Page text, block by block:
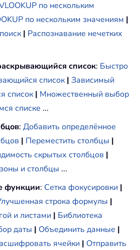
по нескольким
по нескольким значениям |
| Распознавание нечетких
список: Быстро
список | Зависимый
список | Множественный выбор
списке ...
: Добавить определённое
| Переместить столбцы |
скрытых столбцов |
и столбцы ...
функции: Сетка фокусировки |
строка формулы |
и листами | Библиотека
даты | Объединить данные |
ячейки | Отправить